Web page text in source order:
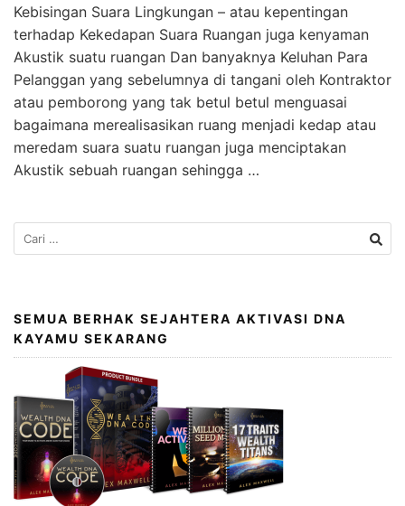
Kebisingan Suara Lingkungan – atau kepentingan
terhadap Kekedapan Suara Ruangan juga kenyaman
Akustik suatu ruangan Dan banyaknya Keluhan Para
Pelanggan yang sebelumnya di tangani oleh Kontraktor
atau pemborong yang tak betul betul menguasai
bagaimana merealisasikan ruang menjadi kedap atau
meredam suara suatu ruangan juga menciptakan
Akustik sebuah ruangan sehingga …
SEMUA BERHAK SEJAHTERA AKTIVASI DNA
KAYAMU SEKARANG